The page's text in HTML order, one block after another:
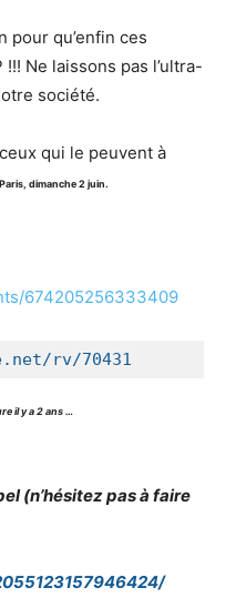
pour qu’enfin ces
!!! Ne laissons pas l’ultra-
société.
qui le peuvent à
dimanche 2 juin.
674205256333409
il y a 2 ans …
(n’hésitez pas à faire